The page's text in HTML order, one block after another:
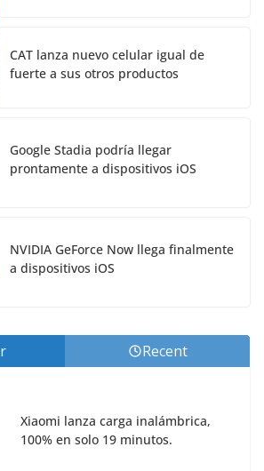
CAT lanza nuevo celular igual de
fuerte a sus otros productos
Google Stadia podría llegar
prontamente a dispositivos iOS
NVIDIA GeForce Now llega finalmente
a dispositivos iOS
Recent
Xiaomi lanza carga inalámbrica,
100% en solo 19 minutos.